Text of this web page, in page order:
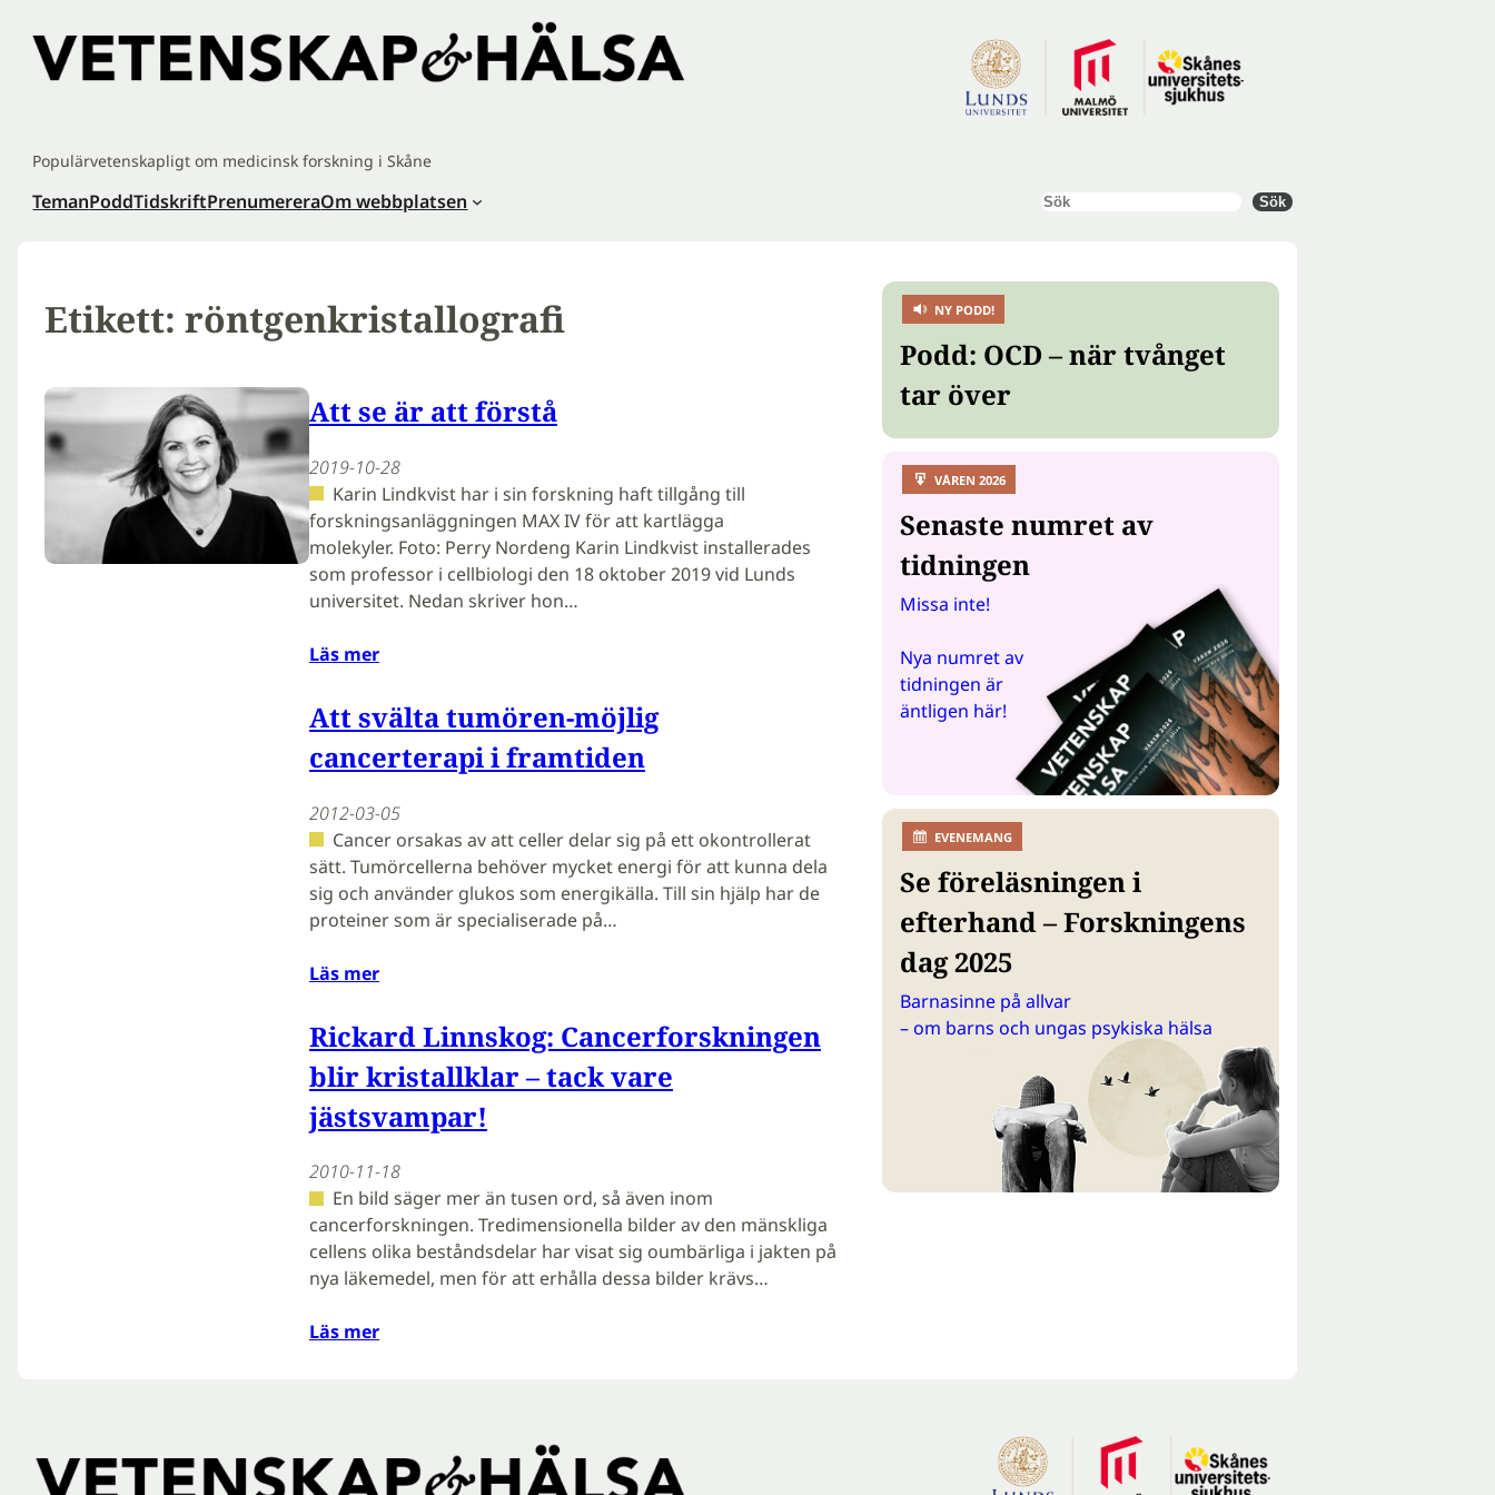
innehåll
Populärvetenskapligt om medicinsk forskning i Skåne
TemanPoddTidskriftPrenumereraOm webbplatsen Sök Sök
Etikett: röntgenkristallografi
Att se är att förstå
2019-10-28
Karin Lindkvist har i sin forskning haft tillgång till
forskningsanläggningen MAX IV för att kartlägga
molekyler. Foto: Perry Nordeng Karin Lindkvist installerades
som professor i cellbiologi den 18 oktober 2019 vid Lunds
universitet. Nedan skriver hon…
Läs mer
Att svälta tumören-möjlig
cancerterapi i framtiden
2012-03-05
Cancer orsakas av att celler delar sig på ett okontrollerat
sätt. Tumörcellerna behöver mycket energi för att kunna dela
sig och använder glukos som energikälla. Till sin hjälp har de
proteiner som är specialiserade på…
Läs mer
Rickard Linnskog: Cancerforskningen
blir kristallklar – tack vare
jästsvampar!
2010-11-18
En bild säger mer än tusen ord, så även inom
cancerforskningen. Tredimensionella bilder av den mänskliga
cellens olika beståndsdelar har visat sig oumbärliga i jakten på
nya läkemedel, men för att erhålla dessa bilder krävs…
Läs mer
NY PODD!
Podd: OCD – när tvånget
tar över
VÅREN 2026
Senaste numret av
tidningen
Missa inte!
Nya numret av
tidningen är
äntligen här!
EVENEMANG
Se föreläsningen i
efterhand – Forskningens
dag 2025
Barnasinne på allvar
– om barns och ungas psykiska hälsa